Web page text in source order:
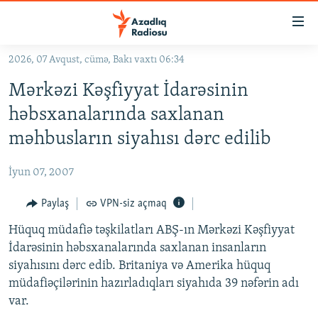
Əsas
qayıt
Əsas
naviqasiyaya
qayıt
Axtarışa
keç
KORRUPSIOMETR
FƏRQƏ BAX
QANUNI DOĞRU
ARAŞDIRMA
MULTIMEDIA
VIDEO
FOTOQALEREYA
RADIO ARXIV
OXU ZALI
HAQQIMIZDA
2026, 07 Avqust, cümə, Bakı vaxtı 06:34
Mərkəzi Kəşfiyyat İdarəsinin
həbsxanalarında saxlanan
məhbusların siyahısı dərc edilib
İyun 07, 2007
Paylaş VPN-siz açmaq
Hüquq müdafiə təşkilatları ABŞ-ın Mərkəzi Kəşfiyyat
İdarəsinin həbsxanalarında saxlanan insanların
siyahısını dərc edib. Britaniya və Amerika hüquq
müdafiəçilərinin hazırladıqları siyahıda 39 nəfərin adı
var.